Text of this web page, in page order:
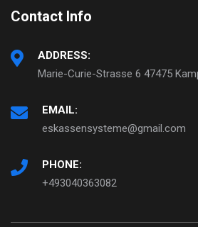
Contact Info
ADDRESS:
Marie-Curie-Strasse 6 47475
EMAIL:
eskassensysteme@gmail.com
PHONE:
+493040363082